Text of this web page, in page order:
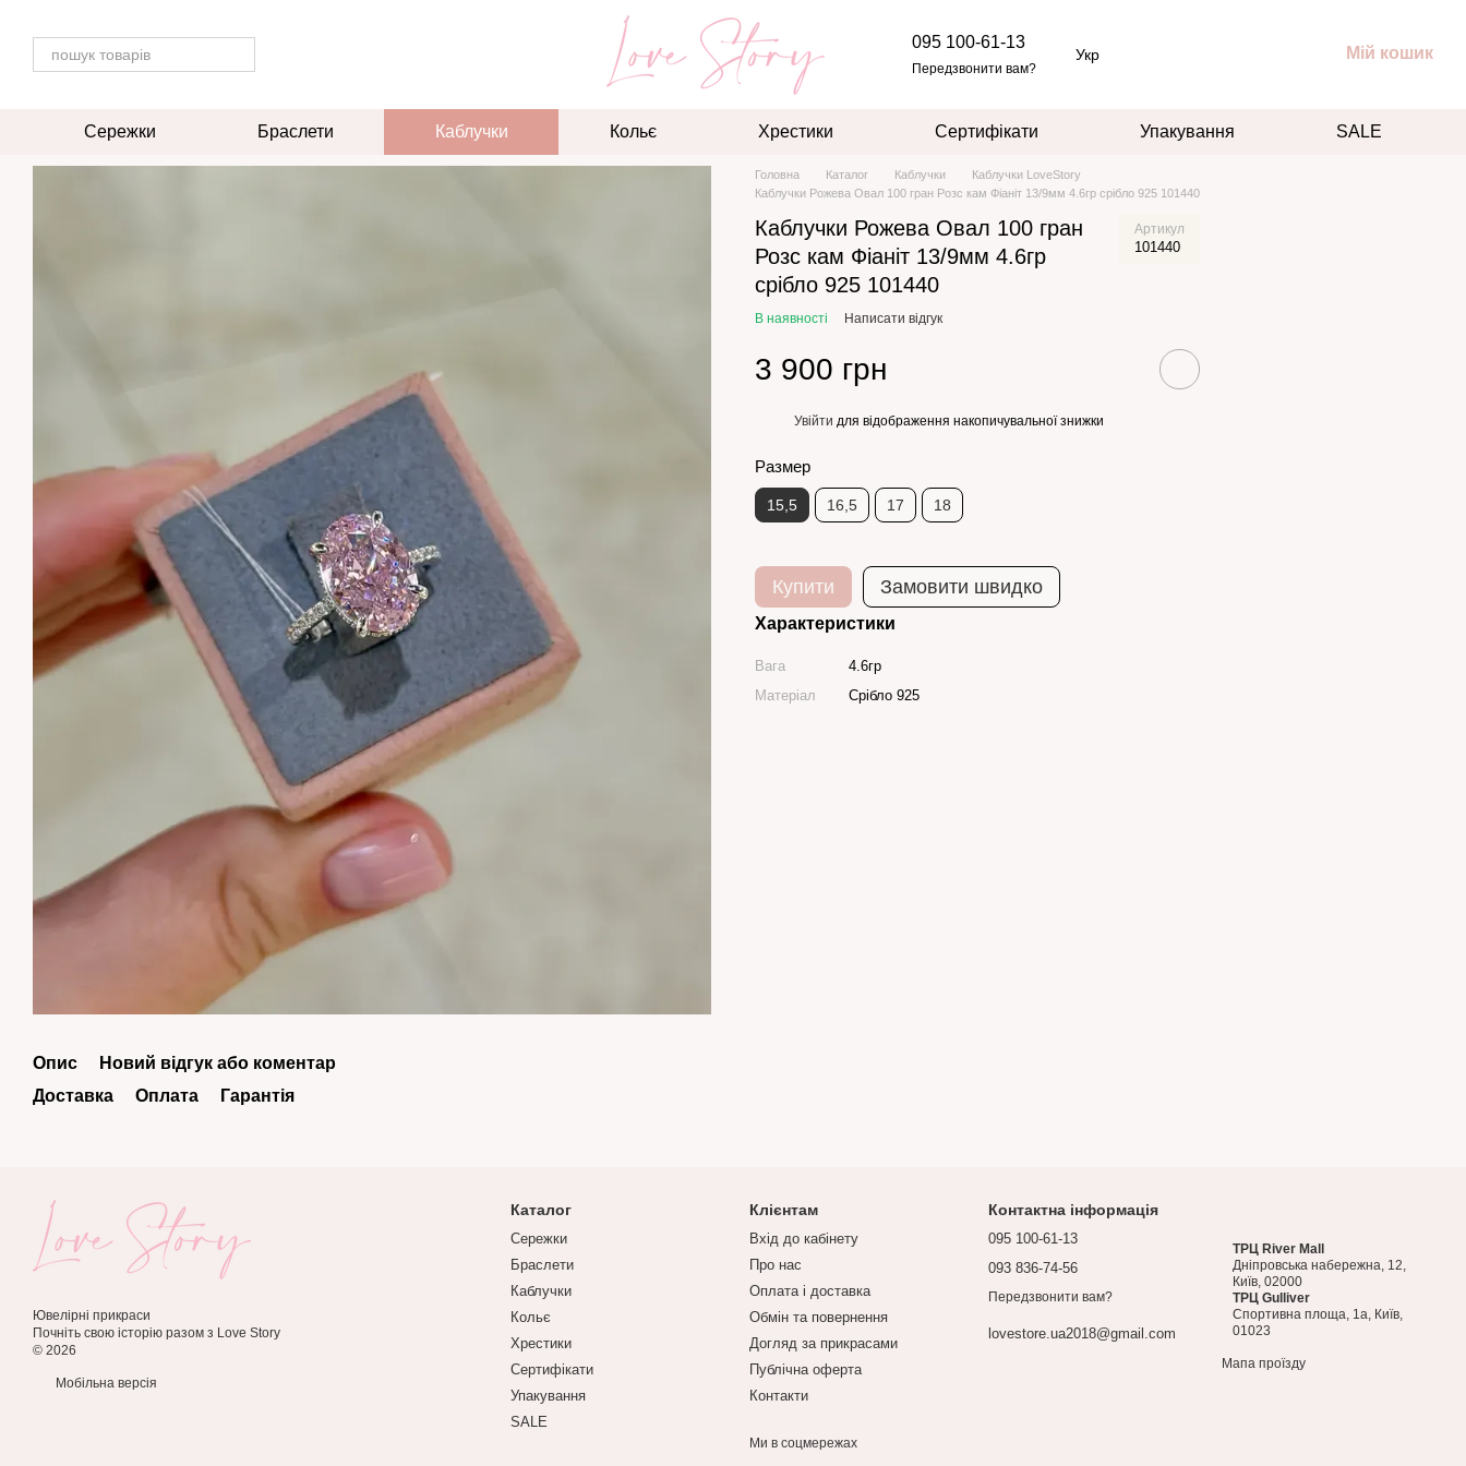
095 100-61-13
Передзвонити вам?
Укр Мій кошик
Сережки Браслети Каблучки Кольє Хрестики Сертифікати Упакування SALE
Опис
Новий відгук або коментар
Доставка
Оплата Гарантія
Головна Каталог Каблучки
Каблучки LoveStory
Каблучки Рожева Овал 100 гран Розс кам Фіаніт 13/9мм 4.6гр срібло 925 101440
Каблучки Рожева Овал 100 гран
Розс кам Фіаніт 13/9мм 4.6гр
срібло 925 101440
Артикул
101440
В наявності Написати відгук
3 900 грн
Увійти для відображення накопичувальної знижки
Размер
15,5 16,5 17 18
Купити Замовити швидко
Характеристики
Вага
4.6гр
Матеріал
Срібло 925
Ювелірні прикраси
Почніть свою історію разом з Love Story
© 2026
Мобільна версія
Каталог
Сережки
Браслети
Каблучки
Кольє
Хрестики
Сертифікати
Упакування
SALE
Клієнтам
Вхід до кабінету
Про нас
Оплата і доставка
Обмін та повернення
Догляд за прикрасами
Публічна оферта
Контакти
Ми в соцмережах
Контактна інформація
095 100-61-13
093 836-74-56
Передзвонити вам?
lovestore.ua2018@gmail.com
ТРЦ River Mall
Дніпровська набережна, 12,
Київ, 02000
ТРЦ Gulliver
Спортивна площа, 1a, Київ,
01023
Мапа проїзду